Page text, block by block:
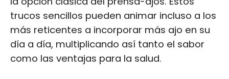
trucos sencillos pueden animar incluso a los
más reticentes a incorporar más ajo en su
día a día, multiplicando así tanto el sabor
como las ventajas para la salud.